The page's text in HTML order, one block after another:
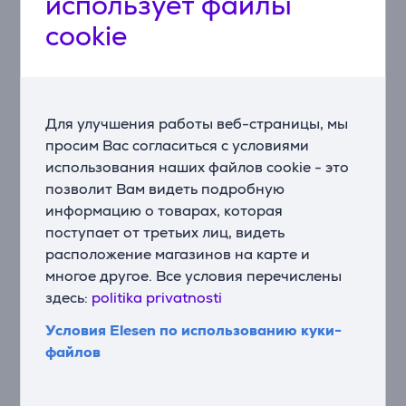
cookie
Для улучшения работы веб-страницы, мы
просим Вас согласиться с условиями
использования наших файлов cookie - это
позволит Вам видеть подробную
информацию о товарах, которая
поступает от третьих лиц, видеть
расположение магазинов на карте и
многое другое. Все условия перечислены
здесь: politika privatnosti
Условия Elesen по использованию куки-
файлов
удобную очистку – чтобы каждое окно сияло без
усилий.
края до края без перекрестного загрязнения
Благодаря инновационной щетке TruEdge при
приближении к краям WINBOT автоматически
опускает щетку со скоростью до 200 об/мин, чтобы
эффективно удалять даже сильную грязь. Стойкие
загрязнения удаляются одним движением, после
чего щетка автоматически убирается, чтобы
предотвратить повторное загрязнение.
WIN-SLAM 5.0, умная навигация для любых
сценариев
Благодаря усовершенствованному алгоритму WIN-
SLAM 5.0 и умному распознаванию с помощью